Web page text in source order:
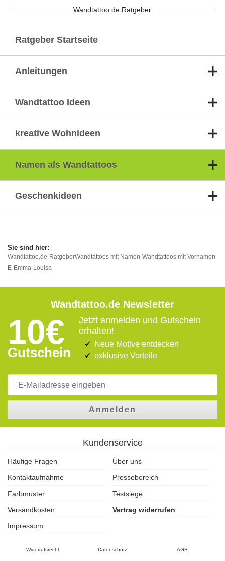
Wandtattoo.de Ratgeber
Ratgeber Startseite
Anleitungen
Wandtattoo Ideen
kreative Wohnideen
Namen als Wandtattoos
Geschenkideen
Wandtattoo.de RatgeberWandtattoos mit Namen Wandtattoos mit Vornamen
E Emma-Louisa
Wandtattoo.de Newsletter
10€
Gutschein
Jetzt anmelden und Gutschein
erhalten!
Neue Motive entdecken
exklusive Vorteile
Anmelden
Kundenservice
Häufige Fragen
Über uns
Kontaktaufnahme
Pressebereich
Farbmuster
Testsiege
Versandkosten
Vertrag widerrufen
Impressum
Widerrufsrecht Datenschutz AGB